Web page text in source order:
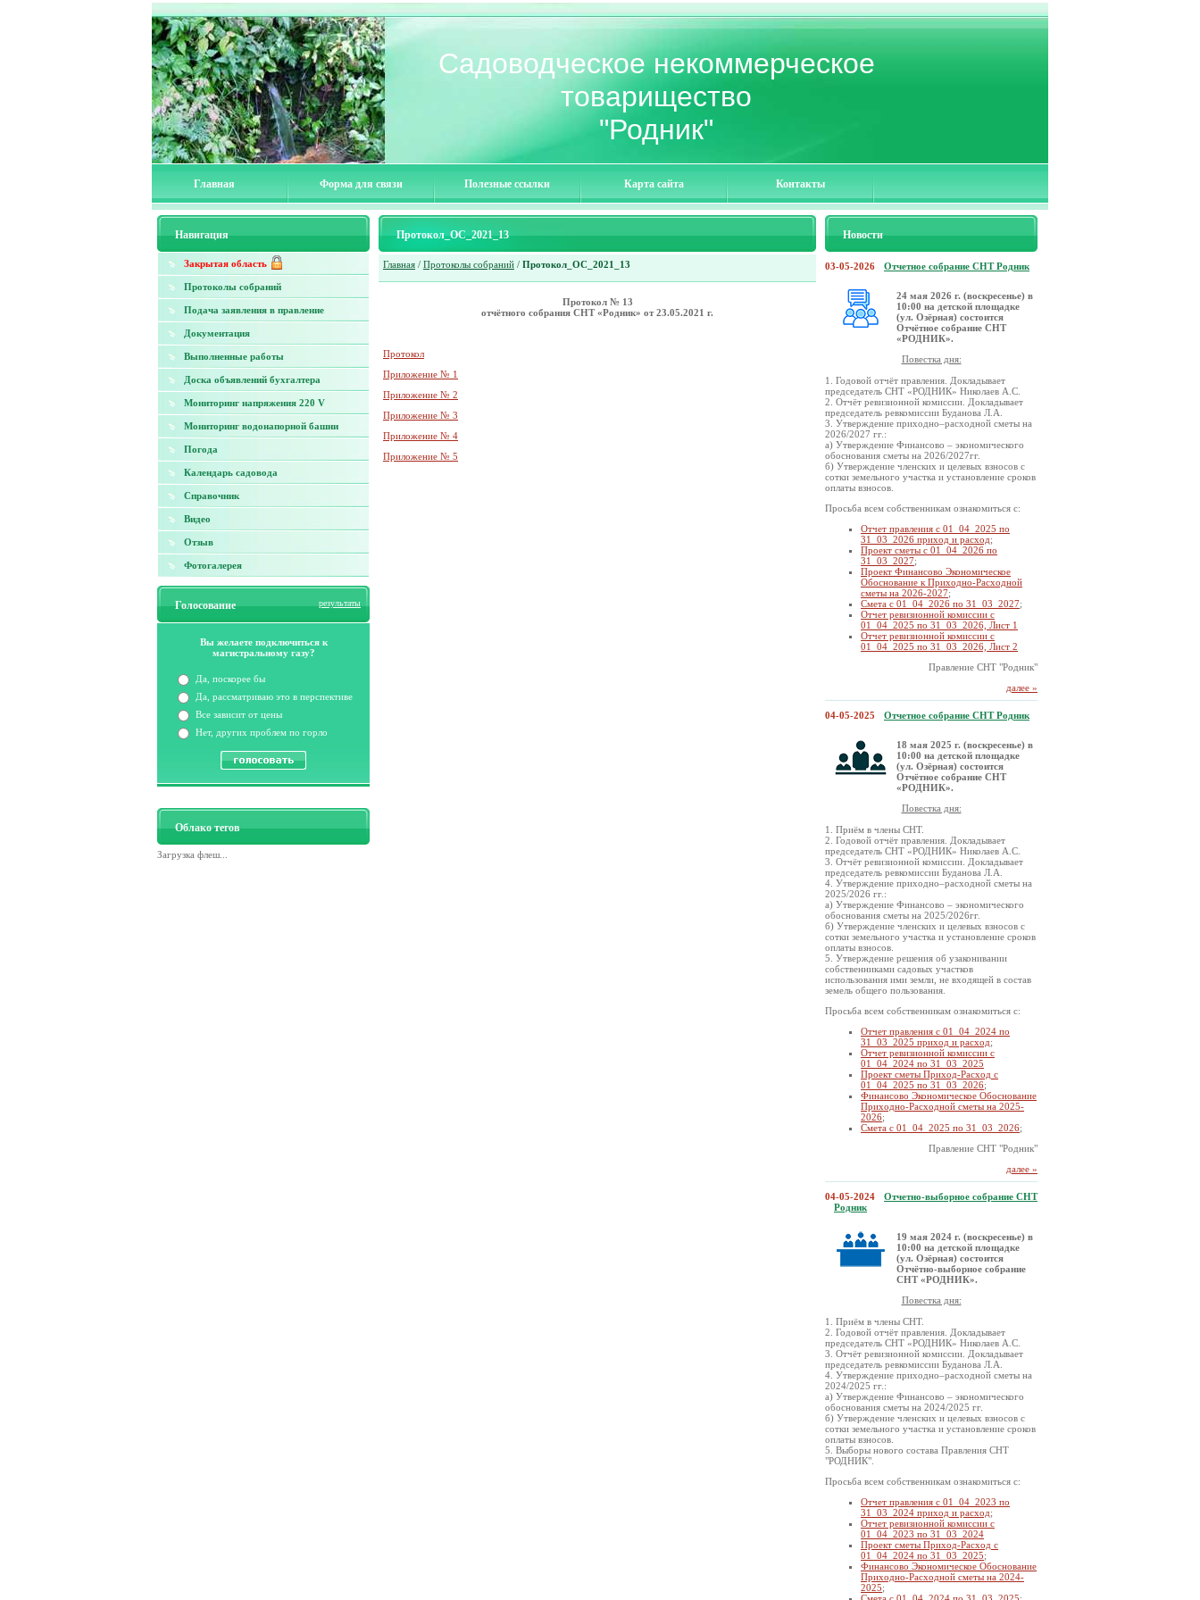
Садоводческое некоммерческое
товарищество
"Родник"
Главная Форма для связи Полезные ссылки Карта сайта Контакты
Навигация
Закрытая область
Протоколы собраний
Подача заявления в правление
Документация
Выполненные работы
Доска объявлений бухгалтера
Мониторинг напряжения 220 V
Мониторинг водонапорной башни
Погода
Календарь садовода
Справочник
Видео
Отзыв
Фотогалерея
Голосование результаты
Вы желаете подключиться к
магистральному газу?
Да, поскорее бы
Да, рассматриваю это в перспективе
Все зависит от цены
Нет, других проблем по горло
Облако тегов
Загрузка флеш...
Протокол_ОС_2021_13
Главная / Протоколы собраний / Протокол_ОС_2021_13
Протокол № 13
отчётного собрания СНТ «Родник» от 23.05.2021 г.
Протокол
Приложение № 1
Приложение № 2
Приложение № 3
Приложение № 4
Приложение № 5
Новости
03-05-2026 Отчетное собрание СНТ Родник
24 мая 2026 г. (воскресенье) в
10:00 на детской площадке
(ул. Озёрная) состоится
Отчётное собрание СНТ
«РОДНИК».
Повестка дня:
1. Годовой отчёт правления. Докладывает
председатель СНТ «РОДНИК» Николаев А.С.
2. Отчёт ревизионной комиссии. Докладывает
председатель ревкомиссии Буданова Л.А.
3. Утверждение приходно–расходной сметы на
2026/2027 гг.:
а) Утверждение Финансово – экономического
обоснования сметы на 2026/2027гг.
б) Утверждение членских и целевых взносов с
сотки земельного участка и установление сроков
оплаты взносов.
Просьба всем собственникам ознакомиться с:
Отчет правления с 01_04_2025 по
31_03_2026 приход и расход;
Проект сметы с 01_04_2026 по
31_03_2027;
Проект Финансово Экономическое
Обоснование к Приходно-Расходной
сметы на 2026-2027;
Смета с 01_04_2026 по 31_03_2027;
Отчет ревизионной комиссии с
01_04_2025 по 31_03_2026, Лист 1
Отчет ревизионной комиссии с
01_04_2025 по 31_03_2026, Лист 2
Правление СНТ "Родник"
далее »
04-05-2025 Отчетное собрание СНТ Родник
18 мая 2025 г. (воскресенье) в
10:00 на детской площадке
(ул. Озёрная) состоится
Отчётное собрание СНТ
«РОДНИК».
Повестка дня:
1. Приём в члены СНТ.
2. Годовой отчёт правления. Докладывает
председатель СНТ «РОДНИК» Николаев А.С.
3. Отчёт ревизионной комиссии. Докладывает
председатель ревкомиссии Буданова Л.А.
4. Утверждение приходно–расходной сметы на
2025/2026 гг.:
а) Утверждение Финансово – экономического
обоснования сметы на 2025/2026гг.
б) Утверждение членских и целевых взносов с
сотки земельного участка и установление сроков
оплаты взносов.
5. Утверждение решения об узаконивании
собственниками садовых участков
использования ими земли, не входящей в состав
земель общего пользования.
Просьба всем собственникам ознакомиться с:
Отчет правления с 01_04_2024 по
31_03_2025 приход и расход;
Отчет ревизионной комиссии с
01_04_2024 по 31_03_2025
Проект сметы Приход-Расход с
01_04_2025 по 31_03_2026;
Финансово Экономическое Обоснование
Приходно-Расходной сметы на 2025-
2026;
Смета с 01_04_2025 по 31_03_2026;
Правление СНТ "Родник"
далее »
04-05-2024
Отчетно-выборное собрание СНТ
Родник
19 мая 2024 г. (воскресенье) в
10:00 на детской площадке
(ул. Озёрная) состоится
Отчётно-выборное собрание
СНТ «РОДНИК».
Повестка дня:
1. Приём в члены СНТ.
2. Годовой отчёт правления. Докладывает
председатель СНТ «РОДНИК» Николаев А.С.
3. Отчёт ревизионной комиссии. Докладывает
председатель ревкомиссии Буданова Л.А.
4. Утверждение приходно–расходной сметы на
2024/2025 гг.:
а) Утверждение Финансово – экономического
обоснования сметы на 2024/2025 гг.
б) Утверждение членских и целевых взносов с
сотки земельного участка и установление сроков
оплаты взносов.
5. Выборы нового состава Правления СНТ
"РОДНИК".
Просьба всем собственникам ознакомиться с:
Отчет правления с 01_04_2023 по
31_03_2024 приход и расход;
Отчет ревизионной комиссии с
01_04_2023 по 31_03_2024
Проект сметы Приход-Расход с
01_04_2024 по 31_03_2025;
Финансово Экономическое Обоснование
Приходно-Расходной сметы на 2024-
2025;